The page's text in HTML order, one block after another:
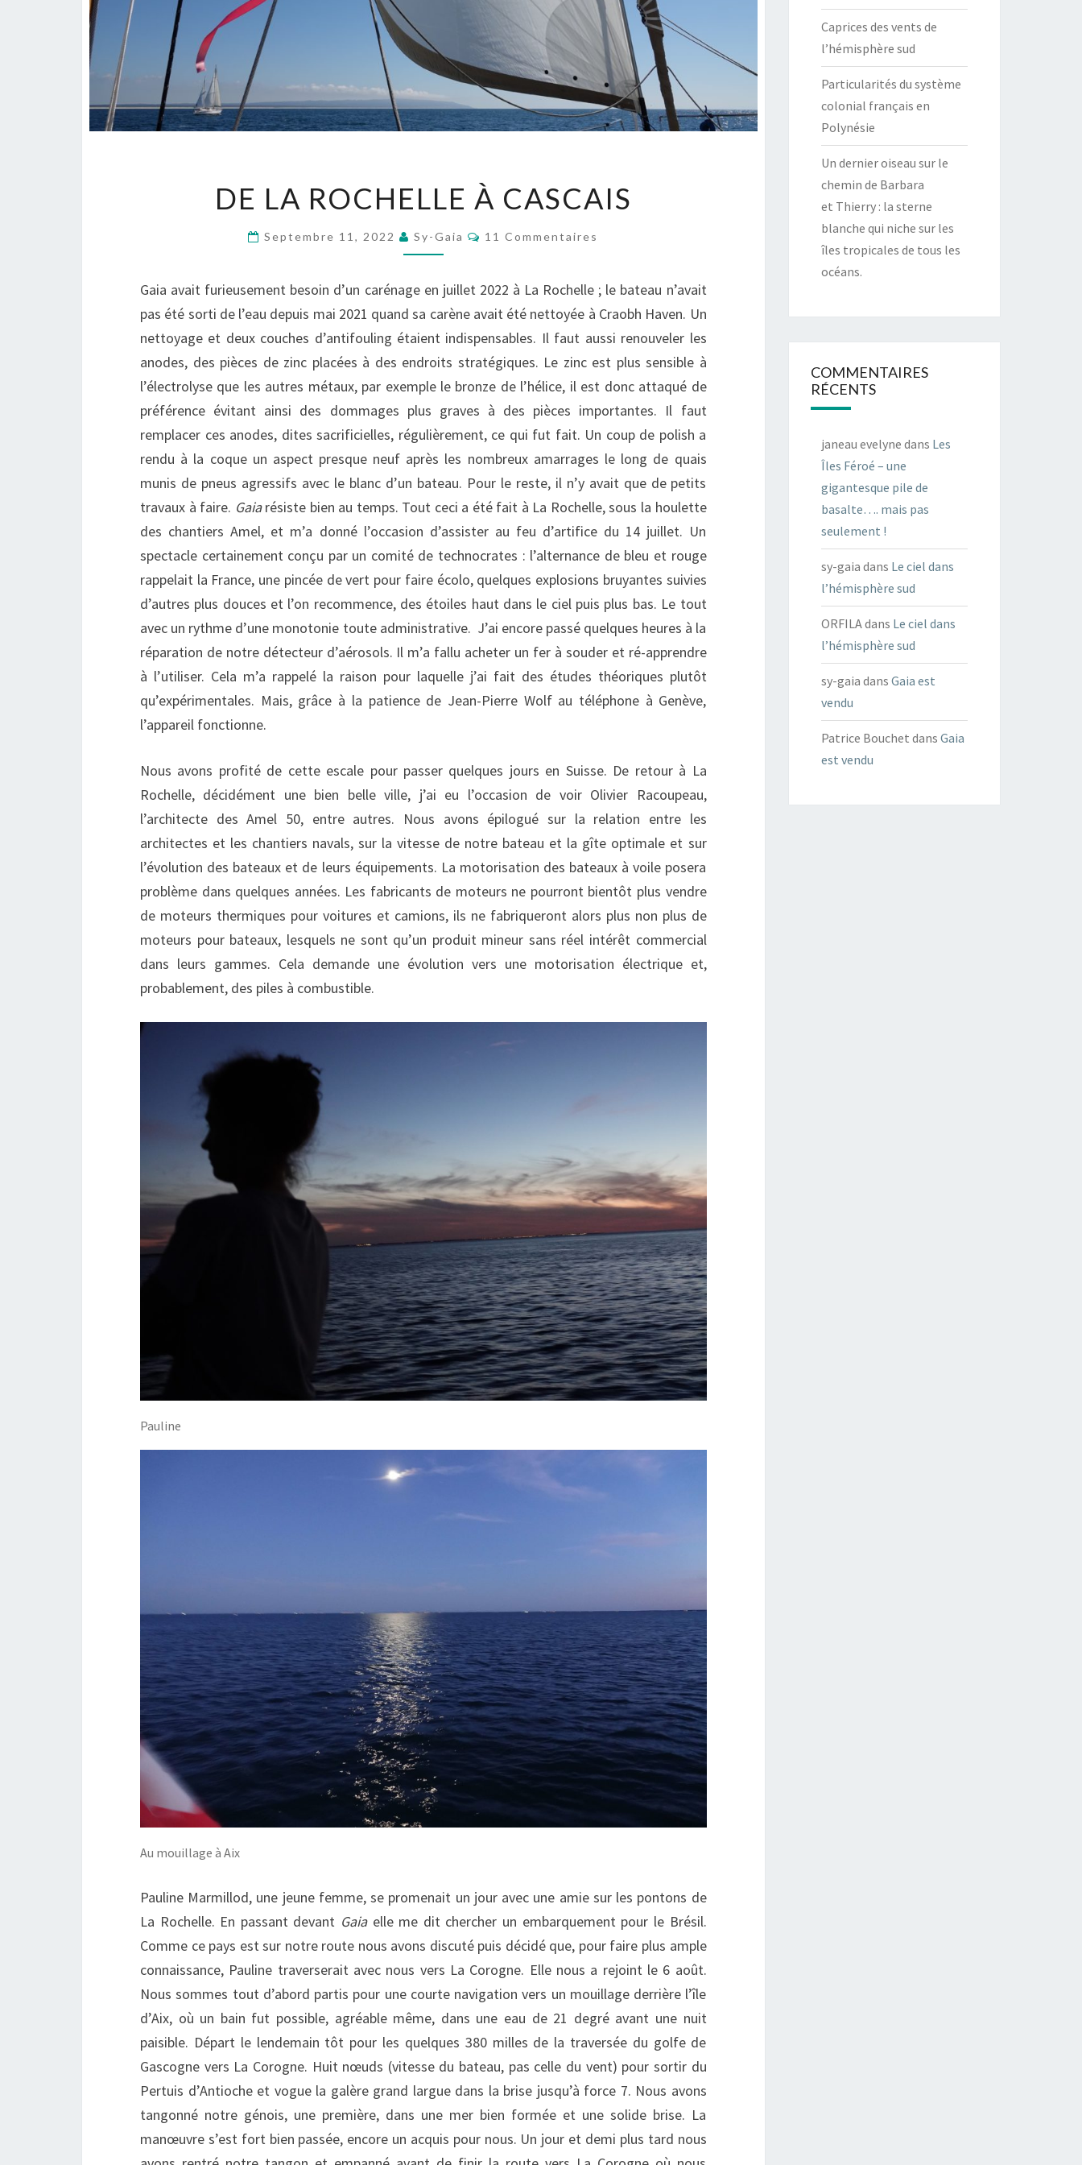
À
DE LA ROCHELLE À CASCAIS
Septembre 11, 2022 Sy-Gaia Commentaires
11 Commentaires
Gaia avait furieusement besoin d’un carénage en juillet 2022 à La Rochelle ; le bateau n’avait
pas été sorti de l’eau depuis mai 2021 quand sa carène avait été nettoyée à Craobh Haven. Un
nettoyage et deux couches d’antifouling étaient indispensables. Il faut aussi renouveler les
anodes, des pièces de zinc placées à des endroits stratégiques. Le zinc est plus sensible à
l’électrolyse que les autres métaux, par exemple le bronze de l’hélice, il est donc attaqué de
préférence évitant ainsi des dommages plus graves à des pièces importantes. Il faut
remplacer ces anodes, dites sacrificielles, régulièrement, ce qui fut fait. Un coup de polish a
rendu à la coque un aspect presque neuf après les nombreux amarrages le long de quais
munis de pneus agressifs avec le blanc d’un bateau. Pour le reste, il n’y avait que de petits
travaux à faire. Gaiarésiste bien au temps. Tout ceci a été fait à La Rochelle, sous la houlette
des chantiers Amel, et m’a donné l’occasion d’assister au feu d’artifice du 14 juillet. Un
spectacle certainement conçu par un comité de technocrates : l’alternance de bleu et rouge
rappelait la France, une pincée de vert pour faire écolo, quelques explosions bruyantes suivies
d’autres plus douces et l’on recommence, des étoiles haut dans le ciel puis plus bas. Le tout
avec un rythme d’une monotonie toute administrative. J’ai encore passé quelques heures à la
réparation de notre détecteur d’aérosols. Il m’a fallu acheter un fer à souder et ré-apprendre
à l’utiliser. Cela m’a rappelé la raison pour laquelle j’ai fait des études théoriques plutôt
qu’expérimentales. Mais, grâce à la patience de Jean-Pierre Wolf au téléphone à Genève,
l’appareil fonctionne.
Nous avons profité de cette escale pour passer quelques jours en Suisse. De retour à La
Rochelle, décidément une bien belle ville, j’ai eu l’occasion de voir Olivier Racoupeau,
l’architecte des Amel 50, entre autres. Nous avons épilogué sur la relation entre les
architectes et les chantiers navals, sur la vitesse de notre bateau et la gîte optimale et sur
l’évolution des bateaux et de leurs équipements. La motorisation des bateaux à voile posera
problème dans quelques années. Les fabricants de moteurs ne pourront bientôt plus vendre
de moteurs thermiques pour voitures et camions, ils ne fabriqueront alors plus non plus de
moteurs pour bateaux, lesquels ne sont qu’un produit mineur sans réel intérêt commercial
dans leurs gammes. Cela demande une évolution vers une motorisation électrique et,
probablement, des piles à combustible.
Pauline
Au mouillage à Aix
Pauline Marmillod, une jeune femme, se promenait un jour avec une amie sur les pontons de
La Rochelle. En passant devant Gaia elle me dit chercher un embarquement pour le Brésil.
Comme ce pays est sur notre route nous avons discuté puis décidé que, pour faire plus ample
connaissance, Pauline traverserait avec nous vers La Corogne. Elle nous a rejoint le 6 août.
Nous sommes tout d’abord partis pour une courte navigation vers un mouillage derrière l’île
d’Aix, où un bain fut possible, agréable même, dans une eau de 21 degré avant une nuit
paisible. Départ le lendemain tôt pour les quelques 380 milles de la traversée du golfe de
Gascogne vers La Corogne. Huit nœuds (vitesse du bateau, pas celle du vent) pour sortir du
Pertuis d’Antioche et vogue la galère grand largue dans la brise jusqu’à force 7. Nous avons
tangonné notre génois, une première, dans une mer bien formée et une solide brise. La
manœuvre s’est fort bien passée, encore un acquis pour nous. Un jour et demi plus tard nous
Caprices des vents de
l’hémisphère sud
Particularités du système
colonial français en
Polynésie
Un dernier oiseau sur le
chemin de Barbara
et Thierry : la sterne
blanche qui niche sur les
îles tropicales de tous les
océans.
COMMENTAIRES
RÉCENTS
janeau evelyne dans Les
Îles Féroé – une
gigantesque pile de
basalte…. mais pas
seulement !
sy-gaia dans Le ciel dans
l’hémisphère sud
ORFILAdans Le ciel dans
l’hémisphère sud
sy-gaia dans Gaia est
vendu
Patrice Bouchet dans Gaia
est vendu